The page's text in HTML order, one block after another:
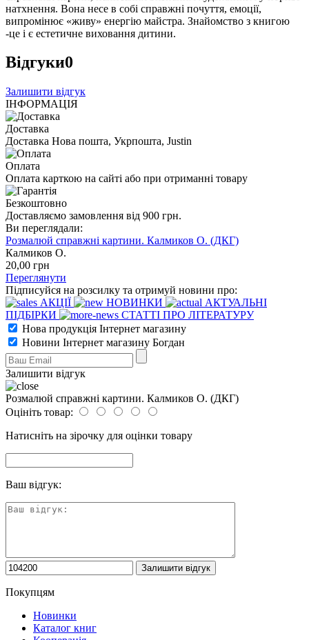
натхнення. Вона несе в собі справжні почуття, емоції,
випромінює «живу» енергію майстра. Знайомство з книгою
-це і є естетичне виховання дитини.
Відгуки0
Залишити відгук
ІНФОРМАЦІЯ
Доставка
Доставка Нова пошта, Укрпошта, Justin
Оплата
Оплата карткою на сайті або при отриманні товару
Безкоштовно
Доставляємо замовлення від 900 грн.
Ви переглядали:
Розмалюй справжні картини. Калмиков О. (ДКГ)
Калмиков О.
20,00 грн
Переглянути
Підписуйся на розсилку та отримуй новини про:
АКЦІЇ
НОВИНКИ
АКТУАЛЬНІ
ПІДБІРКИ
СТАТТІ ПРО ЛІТЕРАТУРУ
Нова продукція Інтернет магазину
Новини Інтернет магазину Богдан
Залишити відгук
Розмалюй справжні картини. Калмиков О. (ДКГ)
Оцініть товар:
Натисніть на зірочку для оцінки товару
Ваш відгук:
Покупцям
Новинки
Каталог книг